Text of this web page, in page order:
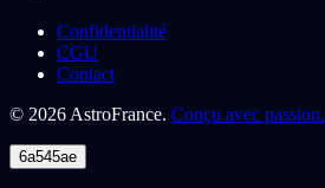
Confidentialité
CGU
Contact
© 2026 AstroFrance. Conçu avec passion.
6a545ae